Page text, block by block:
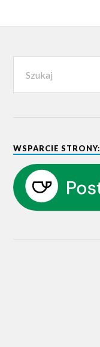
WSPARCIE STRONY: